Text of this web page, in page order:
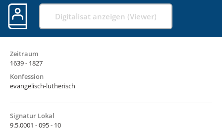
Digitalisat anzeigen (Viewer)
Zeitraum
1639 - 1827
Konfession
evangelisch-lutherisch
Signatur Lokal
9.5.0001 - 095 - 10